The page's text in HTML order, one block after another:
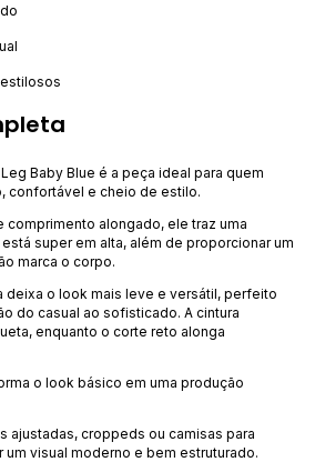
Baby Blue é a peça ideal para quem
confortável e cheio de estilo.
comprimento alongado, ele traz uma
super em alta, além de proporcionar um
marca o corpo.
deixa o look mais leve e versátil, perfeito
do casual ao sofisticado. A cintura
enquanto o corte reto alonga
o look básico em uma produção
ajustadas, croppeds ou camisas para
um visual moderno e bem estruturado.